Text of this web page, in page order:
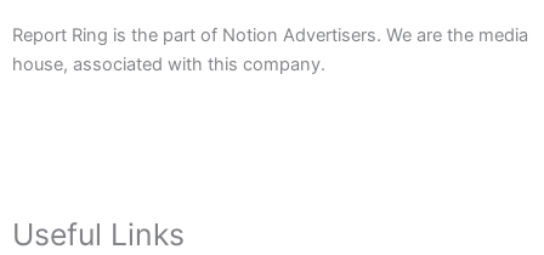
Report Ring is the part of Notion Advertisers. We are the media
house, associated with this company.
Useful Links